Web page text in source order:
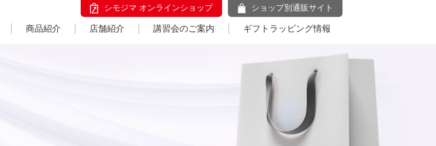
シモジマ オンラインショップ ショップ別通販サイト
商品紹介 店舗紹介 講習会のご案内 ギフトラッピング情報